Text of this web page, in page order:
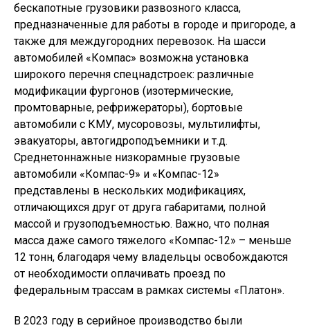
бескапотные грузовики развозного класса,
предназначенные для работы в городе и пригороде, а
также для междугородних перевозок. На шасси
автомобилей «Компас» возможна установка
широкого перечня спецнадстроек: различные
модификации фургонов (изотермические,
промтоварные, рефрижераторы), бортовые
автомобили с КМУ, мусоровозы, мультилифты,
эвакуаторы, автогидроподъемники и т.д.
Среднетоннажные низкорамные грузовые
автомобили «Компас-9» и «Компас-12»
представлены в нескольких модификациях,
отличающихся друг от друга габаритами, полной
массой и грузоподъемностью. Важно, что полная
масса даже самого тяжелого «Компас-12» – меньше
12 тонн, благодаря чему владельцы освобождаются
от необходимости оплачивать проезд по
федеральным трассам в рамках системы «Платон».
В 2023 году в серийное производство были